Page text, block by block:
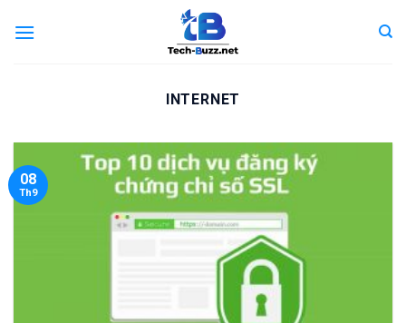
INTERNET
08
Th9